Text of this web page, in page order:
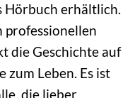
Hörbuch erhältlich.
professionellen
die Geschichte auf
zum Leben. Es ist
die lieber